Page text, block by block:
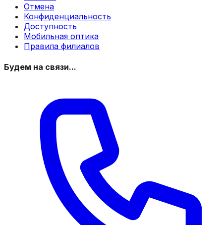
Отмена
Конфиденциальность
Доступность
Мобильная оптика
Правила филиалов
Будем на связи...